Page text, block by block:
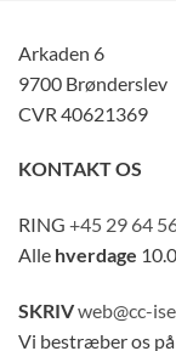
Arkaden 6
9700 Brønderslev
CVR 40621369
KONTAKT OS
RING +45 29 64
Alle hverdage
SKRIVweb@cc-
Vi bestræber os